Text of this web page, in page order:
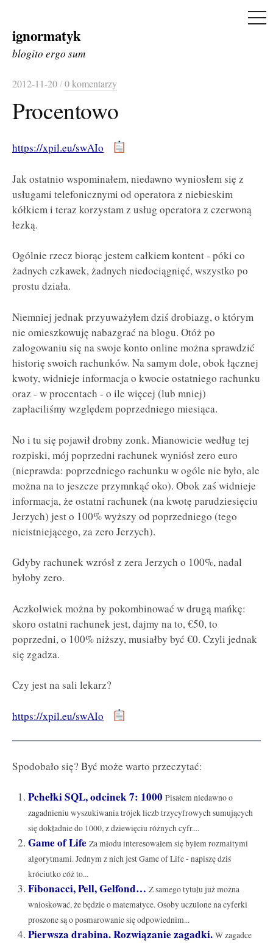
Skip
to
ignormatyk
blogito ergo sum
2012-11-20/0 komentarzy
Procentowo
https://xpil.eu/swAIo
Jak ostatnio wspominałem, niedawno wyniosłem się z
usługami telefonicznymi od operatora z niebieskim
kółkiem i teraz korzystam z usług operatora z czerwoną
łezką.
Ogólnie rzecz biorąc jestem całkiem kontent - póki co
żadnych czkawek, żadnych niedociągnięć, wszystko po
prostu działa.
Niemniej jednak przyuważyłem dziś drobiazg, o którym
nie omieszkowuję nabazgrać na blogu. Otóż po
zalogowaniu się na swoje konto online można sprawdzić
historię swoich rachunków. Na samym dole, obok łącznej
kwoty, widnieje informacja o kwocie ostatniego rachunku
oraz - w procentach - o ile więcej (lub mniej)
zapłaciliśmy względem poprzedniego miesiąca.
No i tu się pojawił drobny zonk. Mianowicie według tej
rozpiski, mój poprzedni rachunek wyniósł zero euro
(nieprawda: poprzedniego rachunku w ogóle nie było, ale
można na to jeszcze przymnkąć oko). Obok zaś widnieje
informacja, że ostatni rachunek (na kwotę parudziesięciu
Jerzych) jest o 100% wyższy od poprzedniego (tego
nieistniejącego, za zero Jerzych).
Gdyby rachunek wzrósł z zera Jerzych o 100%, nadal
byłoby zero.
Aczkolwiek można by pokombinować w drugą mańkę:
skoro ostatni rachunek jest, dajmy na to, €50, to
poprzedni, o 100% niższy, musiałby być €0. Czyli jednak
się zgadza.
Czy jest na sali lekarz?
https://xpil.eu/swAIo
Spodobało się? Być może warto przeczytać:
Pchełki SQL, odcinek 7: 1000 Pisałem niedawno o
zagadnieniu wyszukiwania trójek liczb trzycyfrowych sumujących
się dokładnie do 1000, z dziewięciu różnych cyfr....
Game of Life Za młodu interesowałem się byłem rozmaitymi
algorytmami. Jednym z nich jest Game of Life - napiszę dziś
króciutko cóż to...
Fibonacci, Pell, Gelfond… Z samego tytułu już można
wnioskować, że będzie o matematyce. Osoby uczulone na cyferki
proszone są o posmarowanie się odpowiednim...
Pierwsza drabina. Rozwiązanie zagadki. W zagadce